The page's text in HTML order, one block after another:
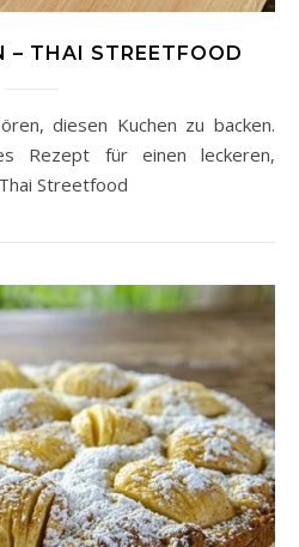
– THAI STREETFOOD
Rezept für einen leckeren,
Streetfood